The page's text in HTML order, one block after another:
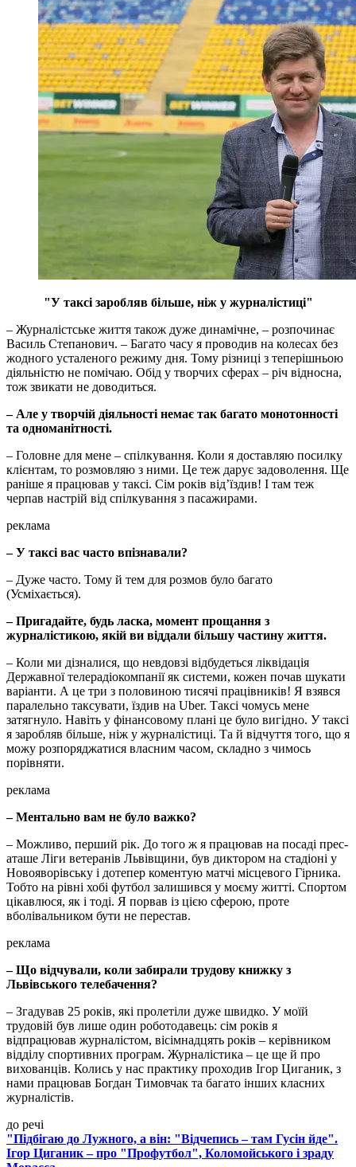
"У таксі заробляв більше, ніж у журналістиці"
– Журналістське життя також дуже динамічне, – розпочинає
Василь Степанович. – Багато часу я проводив на колесах без
жодного усталеного режиму дня. Тому різниці з теперішньою
діяльністю не помічаю. Обід у творчих сферах – річ відносна,
тож звикати не доводиться.
– Але у творчій діяльності немає так багато монотонності
та одноманітності.
– Головне для мене – спілкування. Коли я доставляю посилку
клієнтам, то розмовляю з ними. Це теж дарує задоволення. Ще
раніше я працював у таксі. Сім років від’їздив! І там теж
черпав настрій від спілкування з пасажирами.
реклама
– У таксі вас часто впізнавали?
– Дуже часто. Тому й тем для розмов було багато
(Усміхається).
– Пригадайте, будь ласка, момент прощання з
журналістикою, якій ви віддали більшу частину життя.
– Коли ми дізналися, що невдовзі відбудеться ліквідація
Державної телерадіокомпанії як системи, кожен почав шукати
варіанти. А це три з половиною тисячі працівників! Я взявся
паралельно таксувати, їздив на Uber. Таксі чомусь мене
затягнуло. Навіть у фінансовому плані це було вигідно. У таксі
я заробляв більше, ніж у журналістиці. Та й відчуття того, що я
можу розпоряджатися власним часом, складно з чимось
порівняти.
реклама
– Ментально вам не було важко?
– Можливо, перший рік. До того ж я працював на посаді прес-
аташе Ліги ветеранів Львівщини, був диктором на стадіоні у
Новояворівську і дотепер коментую матчі місцевого Гірника.
Тобто на рівні хобі футбол залишився у моєму житті. Спортом
цікавлюся, як і тоді. Я порвав із цією сферою, проте
вболівальником бути не перестав.
реклама
– Що відчували, коли забирали трудову книжку з
Львівського телебачення?
– Згадував 25 років, які пролетіли дуже швидко. У моїй
трудовій був лише один роботодавець: сім років я
відпрацював журналістом, вісімнадцять років – керівником
відділу спортивних програм. Журналістика – це ще й про
вихованців. Колись у нас практику проходив Ігор Циганик, з
нами працював Богдан Тимовчак та багато інших класних
журналістів.
до речі
"Підбігаю до Лужного, а він: "Відчепись – там Гусін йде".
Ігор Циганик – про "Профутбол", Коломойського і зраду